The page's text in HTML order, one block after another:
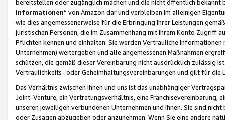
bereitstellen oder zugänglich machen und die nicht öffentlich
Informationen“ von Amazon dar und verbleiben im alleinigen
wie dies angemessenerweise für die Erbringung Ihrer Leistungen
juristischen Personen, die im Zusammenhang mit Ihrem Konto
Pflichten kennen und einhalten. Sie werden Vertrauliche
Unternehmen) weitergeben und alle angemessenen Maßnahmen
schützen, die gemäß dieser Vereinbarung nicht ausdrücklich zulässig
Vertraulichkeits- oder Geheimhaltungsvereinbarungen und gilt für die
Das Verhältnis zwischen Ihnen und uns ist das unabhängiger
Joint-Venture, ein Vertretungsverhältnis, eine Franchisevereinbarung,
unseren jeweiligen verbundenen Unternehmen und Ihnen. Sie sind
oder Zusagen abzugeben oder anzunehmen. Wenn Sie eine andere